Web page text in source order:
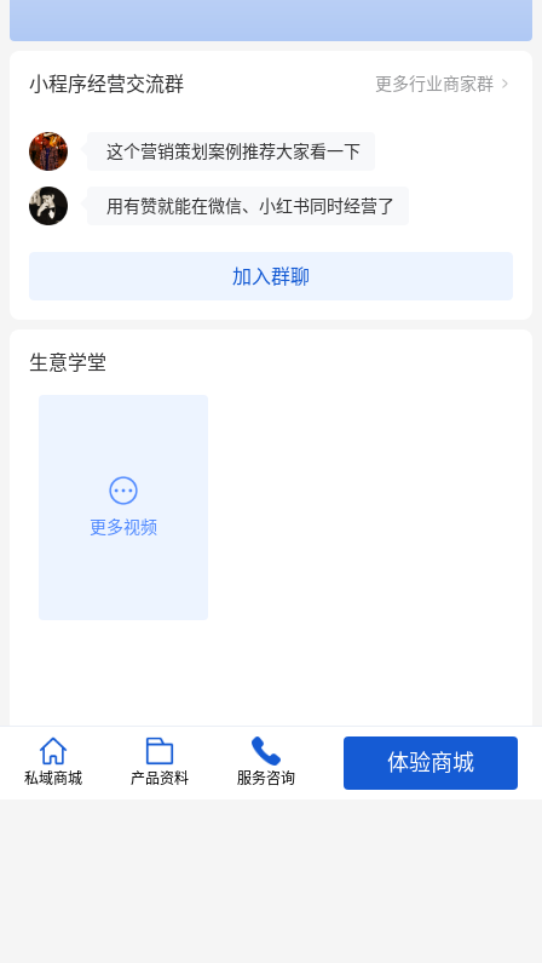
小程序经营交流群 更多行业商家群
昨晚的直播课程太好啦❤️
冰墩墩货源充足需要的联系我
这个营销策划案例推荐大家看一下
用有赞就能在微信、小红书同时经营了
加入群聊
生意学堂
更多视频
推荐文章
私域商城 产品资料 服务咨询
体验商城